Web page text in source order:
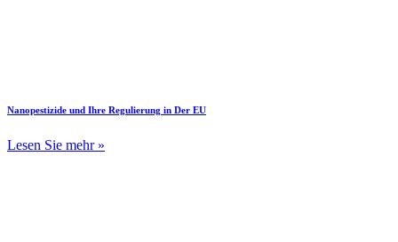
Nanopestizide und Ihre Regulierung in Der EU
Lesen Sie mehr »